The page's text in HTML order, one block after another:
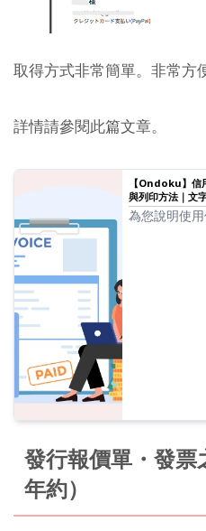
取得方式非常簡單。非常方
詳情請參閱此篇文章。
【Ondoku】信
與列印方法｜文
為您說明使
發行報價單・發
年約）